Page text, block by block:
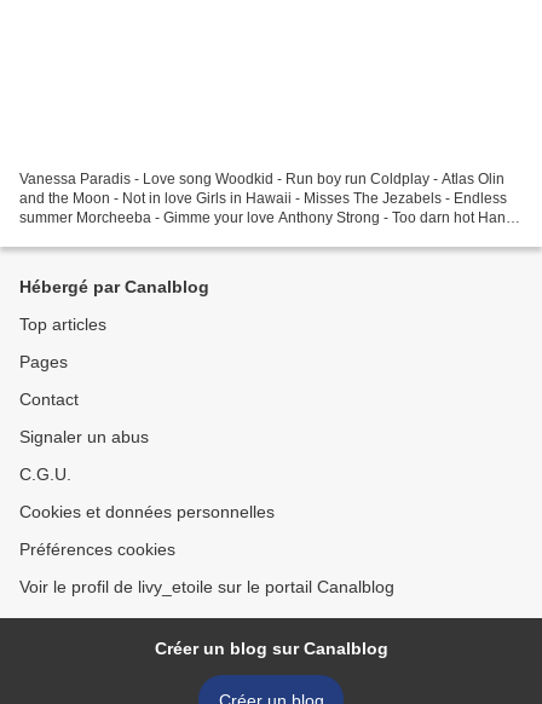
Vanessa Paradis - Love song Woodkid - Run boy run Coldplay - Atlas Olin
and the Moon - Not in love Girls in Hawaii - Misses The Jezabels - Endless
summer Morcheeba - Gimme your love Anthony Strong - Too darn hot Hanni
Hébergé par Canalblog
Top articles
Pages
Contact
Signaler un abus
C.G.U.
Cookies et données personnelles
Préférences cookies
Voir le profil de livy_etoile sur le portail Canalblog
Créer un blog sur Canalblog